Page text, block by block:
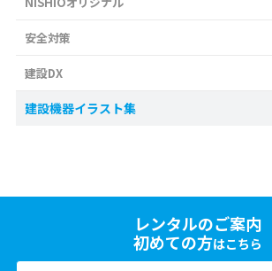
安全対策
建設DX
建設機器イラスト集
レンタルのご案内
初めての方はこちら